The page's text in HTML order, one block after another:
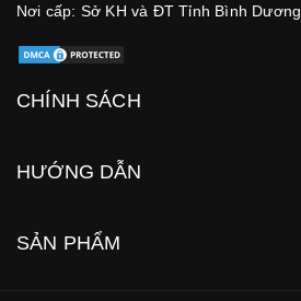
Nơi cấp: Sở KH và ĐT Tỉnh Bình Dương
CHÍNH SÁCH
HƯỚNG DẪN
SẢN PHẨM